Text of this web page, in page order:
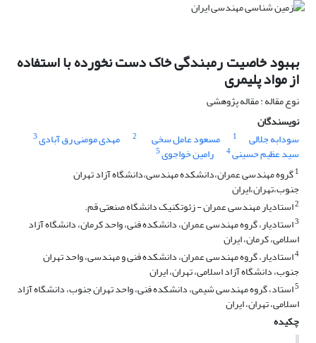
بهبود خاصیت رمبندگی خاک دست نخورده با استفاده
از مواد پلیمری
نوع مقاله : مقاله پژوهشی
نویسندگان
سودابه جلالی
1 مسعود عامل سخی 2 مهدی مومنی رق آبادی3
سید عظیم حسینی4 رامین خواجوی5
1گروه مهندسی عمران،دانشکده مهندسی،دانشگاه آزاد تهران
جنوب،تهران،ایران
2استادیار مهندسی عمران - زئوتکنیک دانشگاه صنعتی قم.
3استادیار، گروه مهندسی عمران، دانشکده فنی، واحد کرمان، دانشگاه آزاد
اسلامی، کرمان، ایران
4استادیار، گروه مهندسی عمران، دانشکده فنی و مهندسی، واحد تهران
جنوب، دانشگاه آزاد اسلامی، تهران، ایران
5استاد، گروه مهندسی شیمی، دانشکده فنی، واحد تهران جنوب، دانشگاه آزاد
اسلامی، تهران، ایران
چکیده